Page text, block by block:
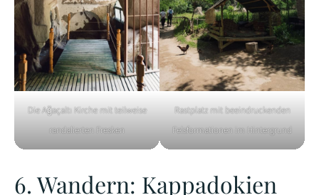
Die Ağaçaltı Kirche mit teilweise
randalierten Fresken
Rastplatz mit beeindruckenden
Felsformationen im Hintergrund
6. Wandern: Kappadokien